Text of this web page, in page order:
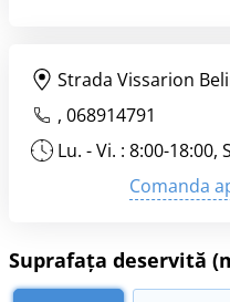
Suprafața deservită
Strada Vissarion
, 068914791
Lu. - Vi. : 8:00-18:00,
Comanda